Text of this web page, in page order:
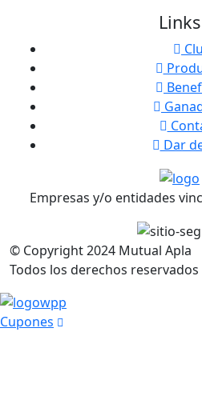
Links
Dar
Empresas y/o entidades
© Copyright2024 Mutual Apla
Todos los derechos reservados
Cupones